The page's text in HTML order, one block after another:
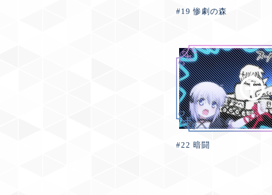
#19 惨劇の森
#22 暗闘